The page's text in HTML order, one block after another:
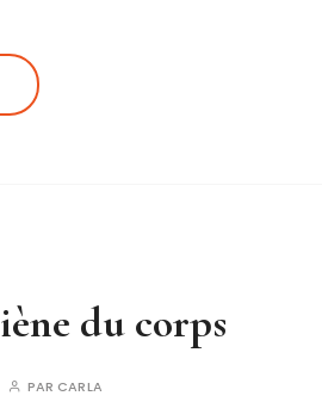
du corps
PAR CARLA